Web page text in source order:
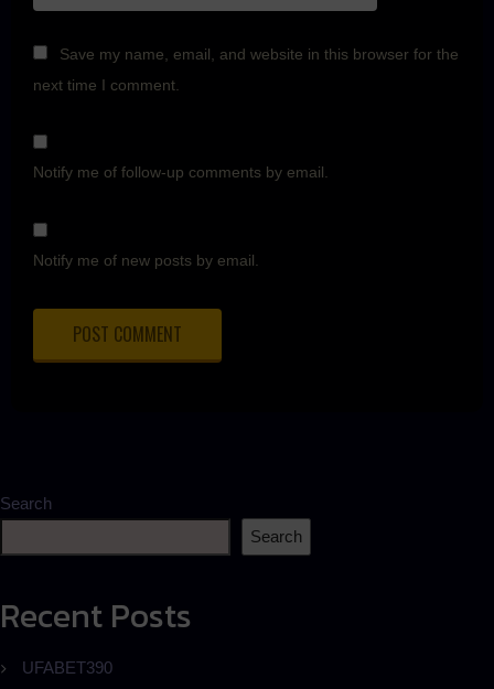
Save my name, email, and website in this browser for the
next time I comment.
Notify me of follow-up comments by email.
Notify me of new posts by email.
Search
Search
Recent Posts
UFABET390